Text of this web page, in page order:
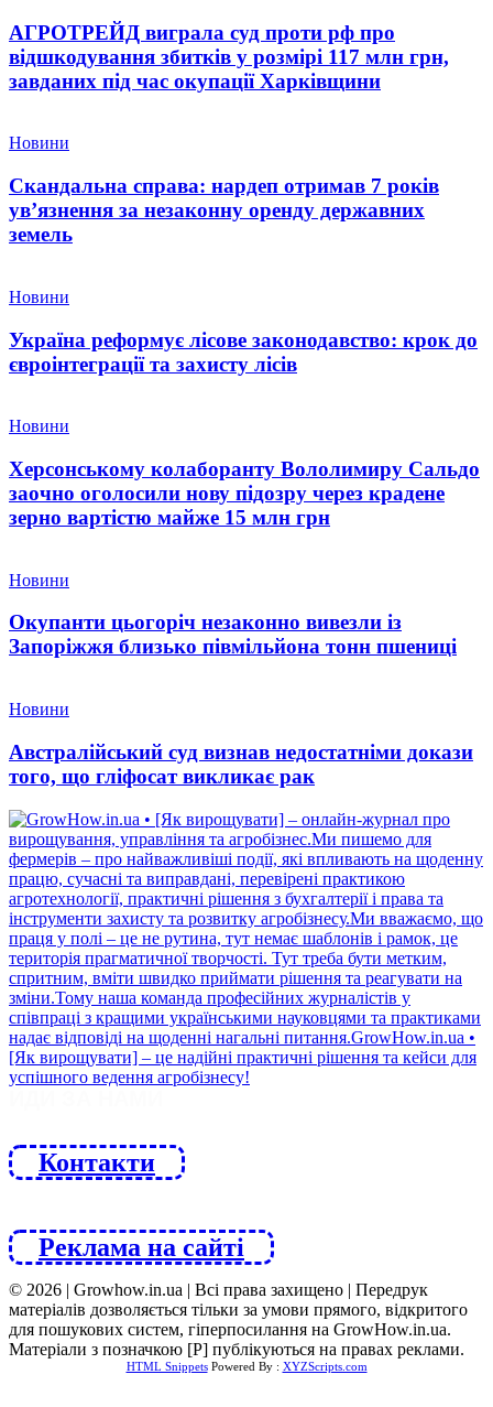
АГРОТРЕЙД виграла суд проти рф про
відшкодування збитків у розмірі 117 млн грн,
завданих під час окупації Харківщини
Новини
Скандальна справа: нардеп отримав 7 років
ув’язнення за незаконну оренду державних
земель
Новини
Україна реформує лісове законодавство: крок до
євроінтеграції та захисту лісів
Новини
Херсонському колаборанту Вололимиру Сальдо
заочно оголосили нову підозру через крадене
зерно вартістю майже 15 млн грн
Новини
Окупанти цьогоріч незаконно вивезли із
Запоріжжя близько півмільйона тонн пшениці
Новини
Австралійський суд визнав недостатніми докази
того, що гліфосат викликає рак
Контакти
Реклама на сайті
© 2026 | Growhow.in.ua | Всі права захищено | Передрук
матеріалів дозволяється тільки за умови прямого, відкритого
для пошукових систем, гіперпосилання на GrowHow.in.ua.
Матеріали з позначкою [Р] публікуються на правах реклами.
HTML SnippetsPowered By : XYZScripts.com